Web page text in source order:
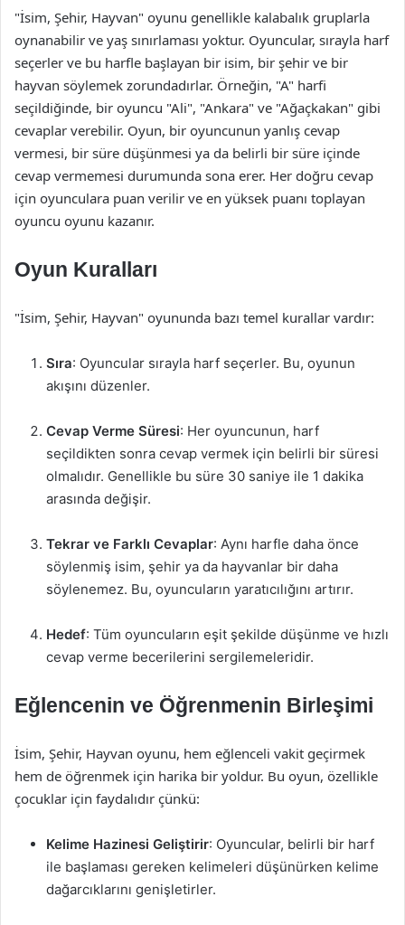
"İsim, Şehir, Hayvan" oyunu genellikle kalabalık gruplarla
oynanabilir ve yaş sınırlaması yoktur. Oyuncular, sırayla harf
seçerler ve bu harfle başlayan bir isim, bir şehir ve bir
hayvan söylemek zorundadırlar. Örneğin, "A" harfi
seçildiğinde, bir oyuncu "Ali", "Ankara" ve "Ağaçkakan" gibi
cevaplar verebilir. Oyun, bir oyuncunun yanlış cevap
vermesi, bir süre düşünmesi ya da belirli bir süre içinde
cevap vermemesi durumunda sona erer. Her doğru cevap
için oyunculara puan verilir ve en yüksek puanı toplayan
oyuncu oyunu kazanır.
Oyun Kuralları
"İsim, Şehir, Hayvan" oyununda bazı temel kurallar vardır:
Sıra: Oyuncular sırayla harf seçerler. Bu, oyunun
akışını düzenler.
Cevap Verme Süresi: Her oyuncunun, harf
seçildikten sonra cevap vermek için belirli bir süresi
olmalıdır. Genellikle bu süre 30 saniye ile 1 dakika
arasında değişir.
Tekrar ve Farklı Cevaplar: Aynı harfle daha önce
söylenmiş isim, şehir ya da hayvanlar bir daha
söylenemez. Bu, oyuncuların yaratıcılığını artırır.
Hedef: Tüm oyuncuların eşit şekilde düşünme ve hızlı
cevap verme becerilerini sergilemeleridir.
Eğlencenin ve Öğrenmenin Birleşimi
İsim, Şehir, Hayvan oyunu, hem eğlenceli vakit geçirmek
hem de öğrenmek için harika bir yoldur. Bu oyun, özellikle
çocuklar için faydalıdır çünkü:
Kelime Hazinesi Geliştirir: Oyuncular, belirli bir harf
ile başlaması gereken kelimeleri düşünürken kelime
dağarcıklarını genişletirler.